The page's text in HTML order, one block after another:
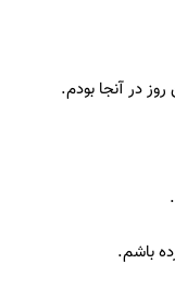
در آنجا بودم.
باشم.